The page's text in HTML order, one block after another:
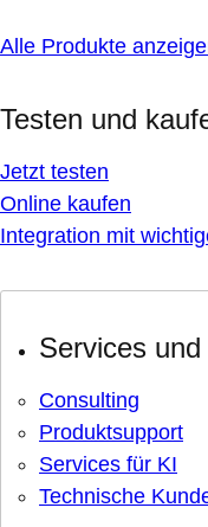
Alle Produkte
Testen und
Jetzt testen
Online kaufen
Integration mit
Services
Consulting
Produktsupport
Services für KI
Technische